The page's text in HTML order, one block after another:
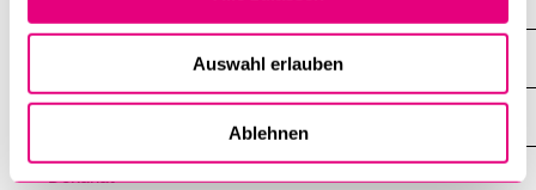
Auswahl erlauben
Ablehnen
Dekanat